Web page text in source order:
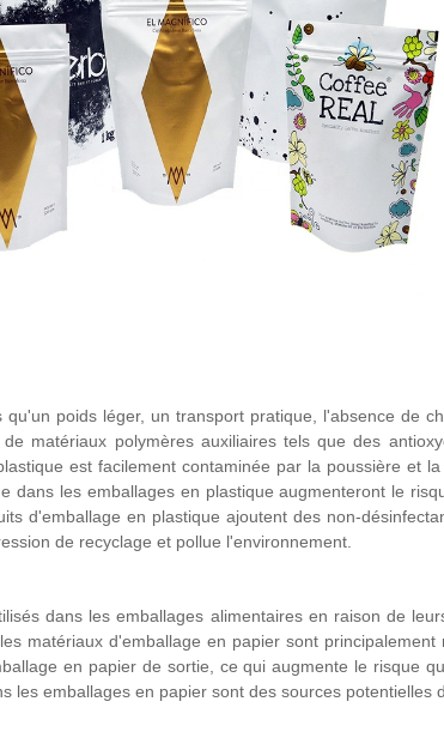
poids léger, un transport pratique, l'absence de
matériaux polymères auxiliaires tels que des
est facilement contaminée par la poussière et
dans les emballages en plastique augmenteront le
d'emballage en plastique ajoutent des non-
de recyclage et pollue l'environnement.
dans les emballages alimentaires en raison de
matériaux d'emballage en papier sont
en papier de sortie, ce qui augmente le risque
les emballages en papier sont des sources potentielles